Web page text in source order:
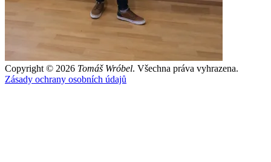
Copyright © 2026 Tomáš Wróbel. Všechna práva vyhrazena.
Zásady ochrany osobních údajů